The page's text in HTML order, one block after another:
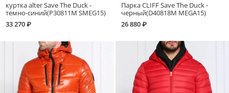
куртка alter Save The Duck -
темно-синий(P30811M SMEG15)
33 270 ₽
Парка CLIFF Save The Duck -
черный(D40818M MEGA15)
26 880 ₽